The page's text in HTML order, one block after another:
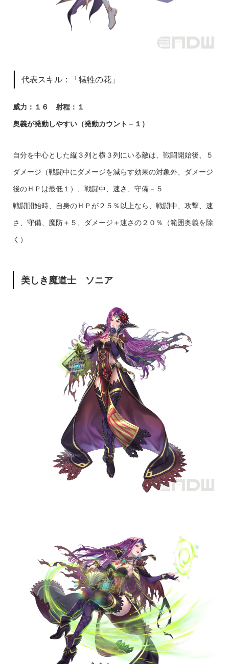
代表スキル：「犠牲の花」
威力：１６ 射程：１
奥義が発動しやすい（発動カウント－１）
自分を中心とした縦３列と横３列にいる敵は、戦闘開始後、５
ダメージ（戦闘中にダメージを減らす効果の対象外、ダメージ
後のＨＰは最低１）、戦闘中、速さ、守備－５
戦闘開始時、自身のＨＰが２５％以上なら、戦闘中、攻撃、速
さ、守備、魔防＋５、ダメージ＋速さの２０％（範囲奥義を除
く）
美しき魔道士 ソニア